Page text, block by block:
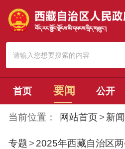
首页 要闻 公开
当前位置： 网站首页 > 新
专题 > 2025年西藏自治区